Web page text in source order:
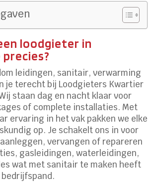
loodgieter in
leidingen, sanitair, verwarming
je terecht bij Loodgieters Kwartier
staan dag en nacht klaar voor
of complete installaties. Met
ervaring in het vak pakken we elke
op. Je schakelt ons in voor
vervangen of repareren
gasleidingen, waterleidingen,
wat met sanitair te maken heeft